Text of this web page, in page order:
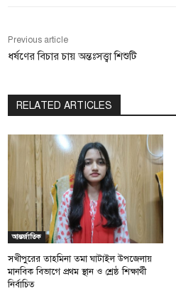
Previous article
ধর্ষণের বিচার চায় অন্তঃসত্ত্বা শিশুটি
RELATED ARTICLES
আন্তর্জাতিক
সখীপুরের তাহমিনা তমা ঘাটাইল উপজেলায়
মানবিক বিভাগে প্রথম স্থান ও শ্রেষ্ঠ শিক্ষার্থী
নির্বাচিত